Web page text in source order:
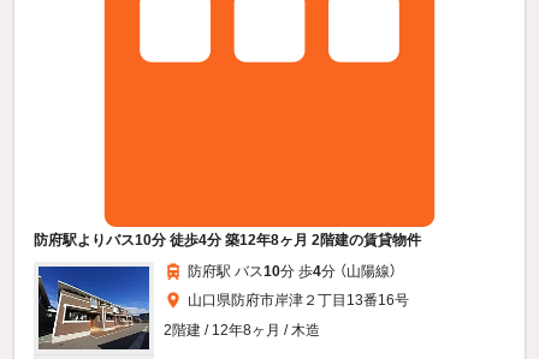
防府駅よりバス10分 徒歩4分 築12年8ヶ月 2階建の賃貸物件
防府駅 バス10分 歩4分 （山陽線）
山口県防府市岸津２丁目13番16号
2階建 / 12年8ヶ月 / 木造